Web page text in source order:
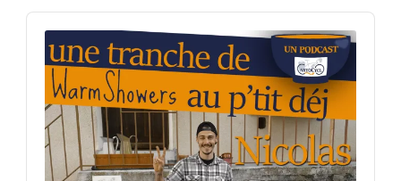
Audio
Player